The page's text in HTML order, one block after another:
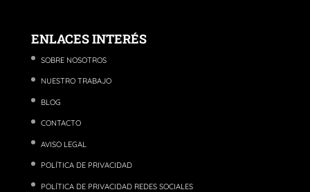
ENLACES INTERÉS
SOBRE NOSOTROS
NUESTRO TRABAJO
BLOG
CONTACTO
AVISO LEGAL
POLÍTICA DE PRIVACIDAD
POLÍTICA DE PRIVACIDAD REDES SOCIALES